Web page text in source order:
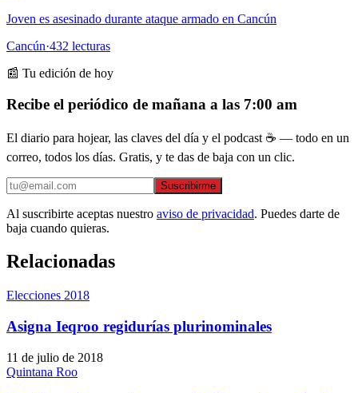
Joven es asesinado durante ataque armado en Cancún
Cancún·432 lecturas
📰 Tu edición de hoy
Recibe el periódico de mañana a las 7:00 am
El diario para hojear, las claves del día y el podcast ☕ — todo en un
correo, todos los días. Gratis, y te das de baja con un clic.
Suscribirme
Al suscribirte aceptas nuestro aviso de privacidad. Puedes darte de
baja cuando quieras.
Relacionadas
Elecciones 2018
Asigna Ieqroo regidurías plurinominales
11 de julio de 2018
Quintana Roo